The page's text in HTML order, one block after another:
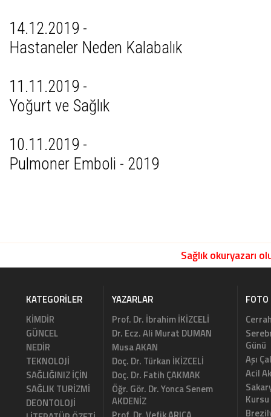
14.12.2019 -
Hastaneler Neden Kalabalık
11.11.2019 -
Yoğurt ve Sağlık
10.11.2019 -
Pulmoner Emboli - 2019
Sağlık okuryazarı
KATEGORILER
KİMDİR
GÜNCEL
NEDİR
TEKNOLOJİ
SAĞLIĞINIZ İÇİN
SAĞLIK TURİZMİ
DEONTOLOJİ
YAZARLAR
Prof. Dr. İbrahim İKİZCELİ
Dr. Ecz. Ali Murat DUMAN
Musa AKAN
Doç. Dr. Türkan İKİZCELİ
Doç. Dr. Fatih ÇAKMAK
Öğr. Gör. Dr. Yonca Senem
AKDENİZ
FOTO
Günü
Aşı
Acil
Kursu